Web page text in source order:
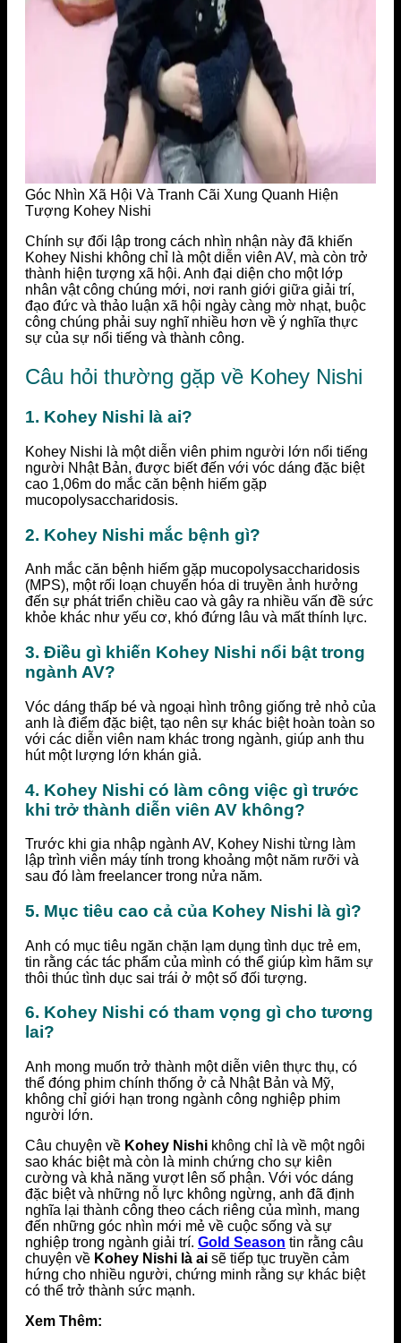
Góc Nhìn Xã Hội Và Tranh Cãi Xung Quanh Hiện
Tượng Kohey Nishi
Chính sự đối lập trong cách nhìn nhận này đã khiến
Kohey Nishi không chỉ là một diễn viên AV, mà còn trở
thành hiện tượng xã hội. Anh đại diện cho một lớp
nhân vật công chúng mới, nơi ranh giới giữa giải trí,
đạo đức và thảo luận xã hội ngày càng mờ nhạt, buộc
công chúng phải suy nghĩ nhiều hơn về ý nghĩa thực
sự của sự nổi tiếng và thành công.
Câu hỏi thường gặp về Kohey Nishi
1. Kohey Nishi là ai?
Kohey Nishi là một diễn viên phim người lớn nổi tiếng
người Nhật Bản, được biết đến với vóc dáng đặc biệt
cao 1,06m do mắc căn bệnh hiếm gặp
mucopolysaccharidosis.
2. Kohey Nishi mắc bệnh gì?
Anh mắc căn bệnh hiếm gặp mucopolysaccharidosis
(MPS), một rối loạn chuyển hóa di truyền ảnh hưởng
đến sự phát triển chiều cao và gây ra nhiều vấn đề sức
khỏe khác như yếu cơ, khó đứng lâu và mất thính lực.
3. Điều gì khiến Kohey Nishi nổi bật trong
ngành AV?
Vóc dáng thấp bé và ngoại hình trông giống trẻ nhỏ của
anh là điểm đặc biệt, tạo nên sự khác biệt hoàn toàn so
với các diễn viên nam khác trong ngành, giúp anh thu
hút một lượng lớn khán giả.
4. Kohey Nishi có làm công việc gì trước
khi trở thành diễn viên AV không?
Trước khi gia nhập ngành AV, Kohey Nishi từng làm
lập trình viên máy tính trong khoảng một năm rưỡi và
sau đó làm freelancer trong nửa năm.
5. Mục tiêu cao cả của Kohey Nishi là gì?
Anh có mục tiêu ngăn chặn lạm dụng tình dục trẻ em,
tin rằng các tác phẩm của mình có thể giúp kìm hãm sự
thôi thúc tình dục sai trái ở một số đối tượng.
6. Kohey Nishi có tham vọng gì cho tương
lai?
Anh mong muốn trở thành một diễn viên thực thụ, có
thể đóng phim chính thống ở cả Nhật Bản và Mỹ,
không chỉ giới hạn trong ngành công nghiệp phim
người lớn.
Câu chuyện về Kohey Nishi không chỉ là về một ngôi
sao khác biệt mà còn là minh chứng cho sự kiên
cường và khả năng vượt lên số phận. Với vóc dáng
đặc biệt và những nỗ lực không ngừng, anh đã định
nghĩa lại thành công theo cách riêng của mình, mang
đến những góc nhìn mới mẻ về cuộc sống và sự
nghiệp trong ngành giải trí. Gold Season tin rằng câu
chuyện về Kohey Nishi là ai sẽ tiếp tục truyền cảm
hứng cho nhiều người, chứng minh rằng sự khác biệt
có thể trở thành sức mạnh.
Xem Thêm: